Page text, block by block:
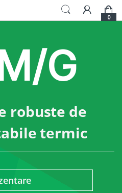
0
G
robuste de
termic